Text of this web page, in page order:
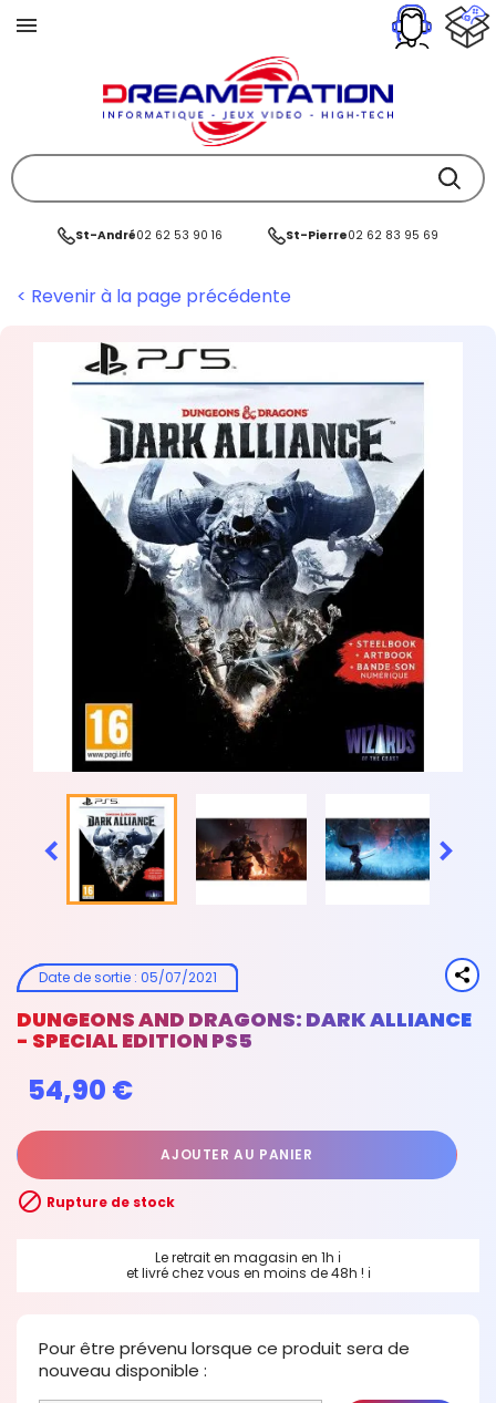
St-André02 62 53 90 16 St-Pierre02 62 83 95 69
< Revenir à la page précédente
 
Date de sortie: 05/07/2021
DUNGEONS AND DRAGONS: DARK ALLIANCE
- SPECIAL EDITION PS5
54,90 €
AJOUTER AU PANIER
 Rupture de stock
Le retrait en magasin en 1h ℹ
et livré chez vous en moins de 48h ! ℹ
Pour être prévenu lorsque ce produit sera de
nouveau disponible :